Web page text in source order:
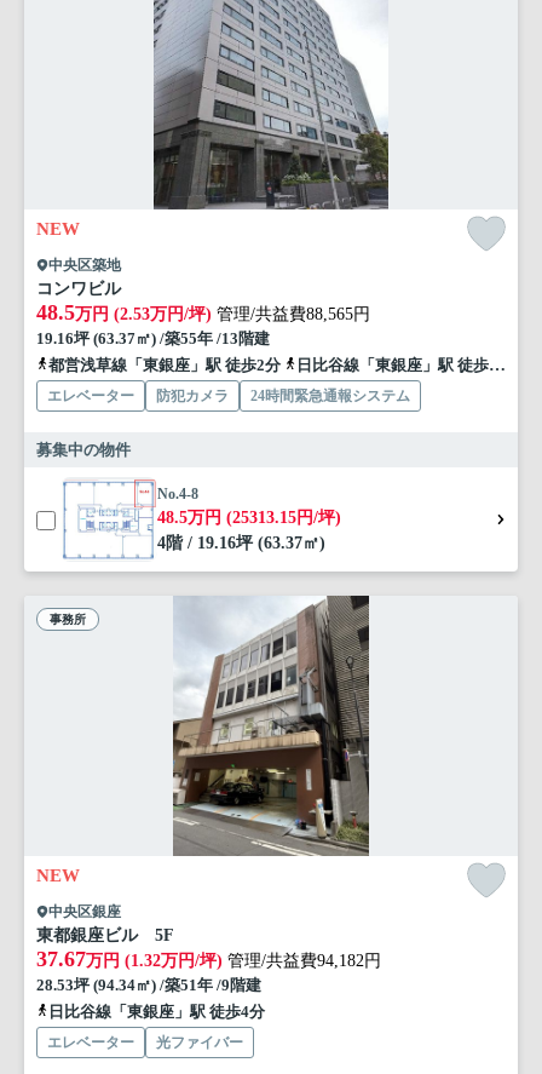
NEW
中央区築地
コンワビル
48.5万円 (2.53万円/坪) 管理/共益費88,565円
19.16坪 (63.37㎡) /築55年 /13階建
都営浅草線「東銀座」駅 徒歩2分
日比谷線「東銀座」駅 徒歩2分
エレベーター 防犯カメラ 24時間緊急通報システム
募集中の物件
No.4-8
48.5万円 (25313.15円/坪)
4階 / 19.16坪 (63.37㎡)
事務所
NEW
中央区銀座
東都銀座ビル 5F
37.67万円 (1.32万円/坪) 管理/共益費94,182円
28.53坪 (94.34㎡) /築51年 /9階建
日比谷線「東銀座」駅 徒歩4分
エレベーター 光ファイバー